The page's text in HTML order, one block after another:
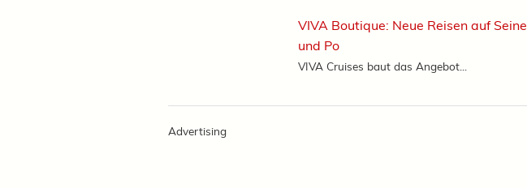
VIVA Boutique: Neue Reisen auf Seine
und Po
VIVA Cruises baut das Angebot...
Advertising